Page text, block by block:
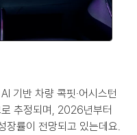
기반 차량 콕핏·어시스턴
추정되며, 2026년부터
률이 전망되고 있는데요.